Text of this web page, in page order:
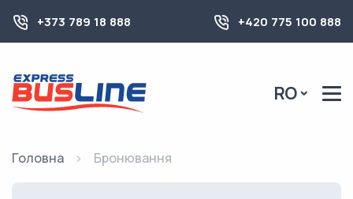
+373 789 18 888 +420 775 100 888
RO
Головна Бронювання